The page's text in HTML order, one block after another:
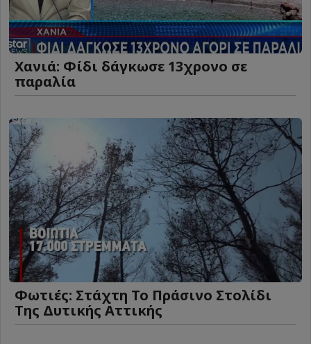
Χανιά: Φίδι δάγκωσε 13χρονο σε
παραλία
Φωτιές: Στάχτη Το Πράσινο Στολίδι
Της Δυτικής Αττικής